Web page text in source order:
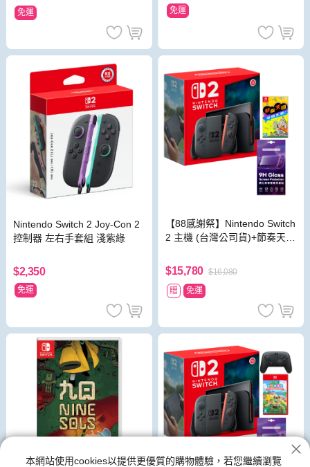
免運
免運
Nintendo Switch 2 Joy-Con 2
控制器 左右手套組 淺紫綠
$2,350
免運
【88感謝祭】Nintendo Switch
2 主機 (台灣公司貨)+節奏天國
$15,780 $16,080
贈
免運
本網站使用cookies以提供更優質的購物體驗，若您繼續瀏覽